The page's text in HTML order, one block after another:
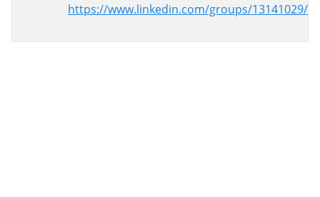
https://www.linkedin.com/groups/13141029/